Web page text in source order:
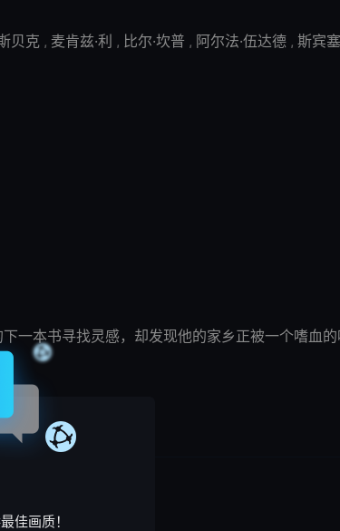
贝克 , 麦肯兹·利 , 比尔·坎普 , 阿尔法·伍达德 , 斯宾
下一本书寻找灵感，却发现他的家乡正被一个嗜血的
佳画质！